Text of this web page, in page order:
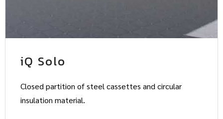
iQ Solo
Closed partition of steel cassettes and circular
insulation material.